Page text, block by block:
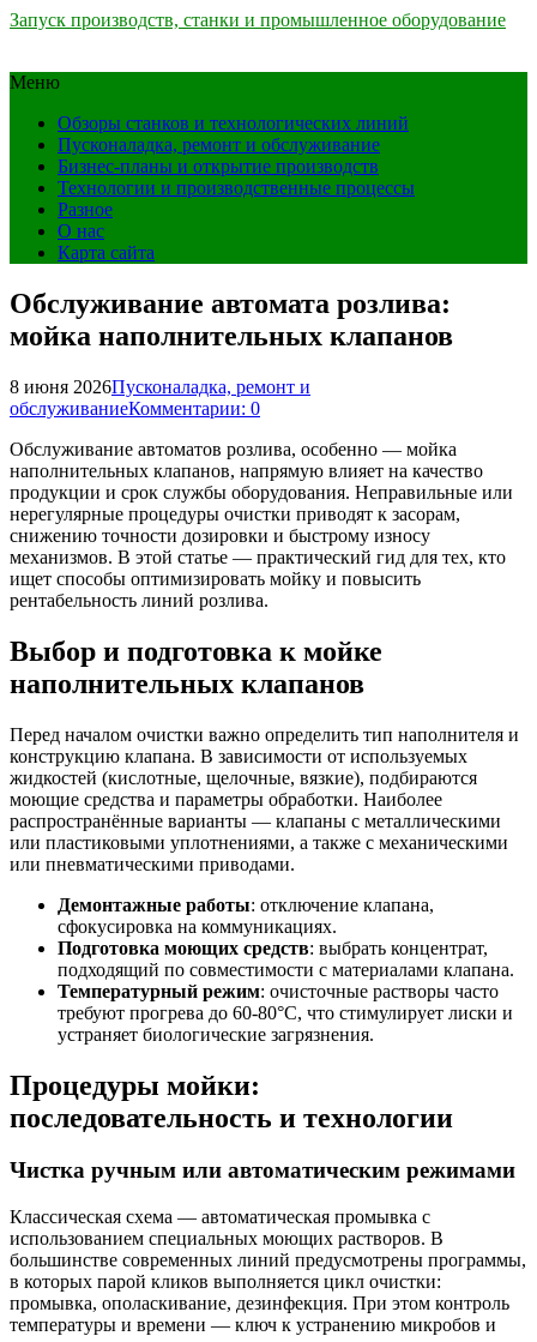
Запуск производств, станки и промышленное оборудование
Меню
Обзоры станков и технологических линий
Пусконаладка, ремонт и обслуживание
Бизнес-планы и открытие производств
Технологии и производственные процессы
Разное
О нас
Карта сайта
Обслуживание автомата розлива:
мойка наполнительных клапанов
8 июня 2026Пусконаладка, ремонт и
обслуживаниеКомментарии: 0
Обслуживание автоматов розлива, особенно — мойка
наполнительных клапанов, напрямую влияет на качество
продукции и срок службы оборудования. Неправильные или
нерегулярные процедуры очистки приводят к засорам,
снижению точности дозировки и быстрому износу
механизмов. В этой статье — практический гид для тех, кто
ищет способы оптимизировать мойку и повысить
рентабельность линий розлива.
Выбор и подготовка к мойке
наполнительных клапанов
Перед началом очистки важно определить тип наполнителя и
конструкцию клапана. В зависимости от используемых
жидкостей (кислотные, щелочные, вязкие), подбираются
моющие средства и параметры обработки. Наиболее
распространённые варианты — клапаны с металлическими
или пластиковыми уплотнениями, а также с механическими
или пневматическими приводами.
Демонтажные работы: отключение клапана,
сфокусировка на коммуникациях.
Подготовка моющих средств: выбрать концентрат,
подходящий по совместимости с материалами клапана.
Температурный режим: очисточные растворы часто
требуют прогрева до 60-80°C, что стимулирует лиски и
устраняет биологические загрязнения.
Процедуры мойки:
последовательность и технологии
Чистка ручным или автоматическим режимами
Классическая схема — автоматическая промывка с
использованием специальных моющих растворов. В
большинстве современных линий предусмотрены программы,
в которых парой кликов выполняется цикл очистки:
промывка, ополаскивание, дезинфекция. При этом контроль
температуры и времени — ключ к устранению микробов и